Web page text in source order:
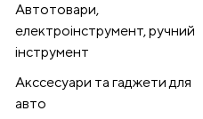
Автотовари,
електроінструмент, ручний
інструмент
Акссесуари та гаджети для
авто